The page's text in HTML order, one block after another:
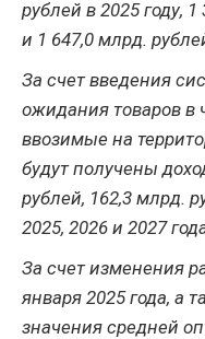
рублей в 2025 году,
и 1 647,0 млрд.
За счет введения
ожидания товаров в
ввозимые на
будут получены
рублей, 162,3 млрд.
2025, 2026 и 2027
За счет изменения
января 2025 года, а
значения средней